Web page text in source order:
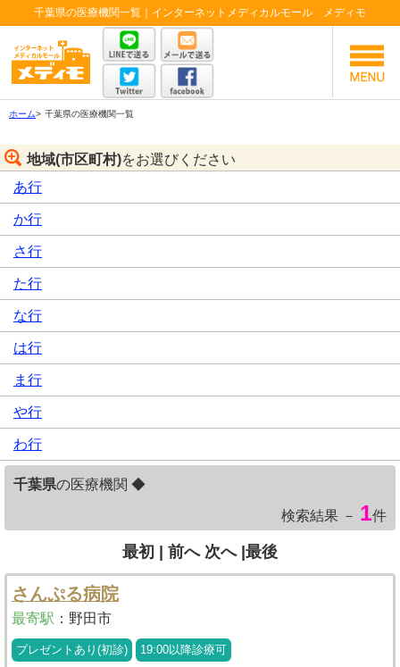
千葉県の医療機関一覧｜インターネットメディカルモール メディモ
ホーム> 千葉県の医療機関一覧
地域(市区町村)をお選びください
あ行
か行
さ行
た行
な行
は行
ま行
や行
わ行
千葉県の医療機関 ◆
検索結果 － 1件
最初 | 前へ 次へ|最後
さんぷる病院
最寄駅 ： 野田市
プレゼントあり(初診) 19:00以降診療可